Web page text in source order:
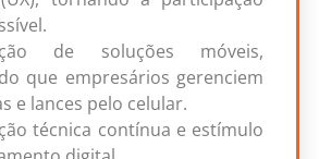
de soluções móveis,
que empresários gerenciem
e lances pelo celular.
técnica contínua e estímulo